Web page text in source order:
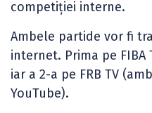
competiției interne.
Ambele partide vor fi
internet. Prima pe
iar a 2-a pe FRB TV
YouTube).